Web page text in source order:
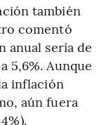
también
comentó
anual sería de
5,6%. Aunque
inflación
aún fuera